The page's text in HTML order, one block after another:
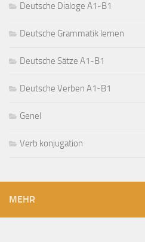
Deutsche Dialoge A1-B1
Deutsche Grammatik lernen
Deutsche Sätze A1-B1
Deutsche Verben A1-B1
Genel
Verb konjugation
MEHR